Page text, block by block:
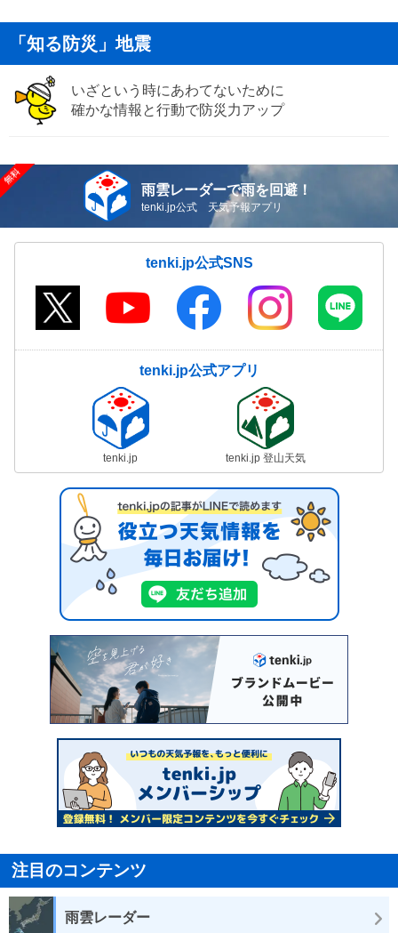
「知る防災」地震
いざという時にあわてないために
確かな情報と行動で防災力アップ
雨雲レーダーで雨を回避！
tenki.jp公式 天気予報アプリ
tenki.jp公式SNS
tenki.jp公式アプリ
tenki.jp tenki.jp 登山天気
注目のコンテンツ
雨雲レーダー